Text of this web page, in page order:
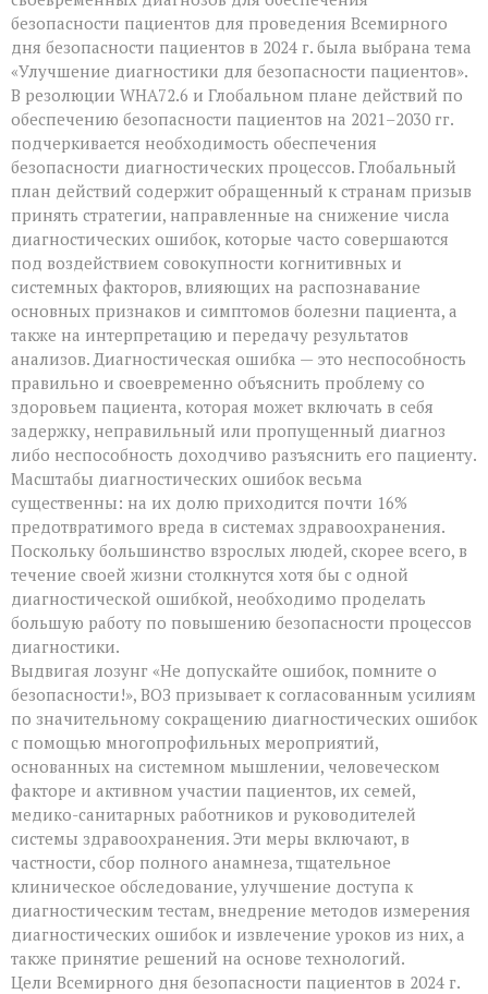
безопасности пациентов для проведения Всемирного
дня безопасности пациентов в 2024 г. была выбрана тема
«Улучшение диагностики для безопасности пациентов».
В резолюции WHA72.6 и Глобальном плане действий по
обеспечению безопасности пациентов на 2021–2030 гг.
подчеркивается необходимость обеспечения
безопасности диагностических процессов. Глобальный
план действий содержит обращенный к странам призыв
принять стратегии, направленные на снижение числа
диагностических ошибок, которые часто совершаются
под воздействием совокупности когнитивных и
системных факторов, влияющих на распознавание
основных признаков и симптомов болезни пациента, а
также на интерпретацию и передачу результатов
анализов. Диагностическая ошибка — это неспособность
правильно и своевременно объяснить проблему со
здоровьем пациента, которая может включать в себя
задержку, неправильный или пропущенный диагноз
либо неспособность доходчиво разъяснить его пациенту.
Масштабы диагностических ошибок весьма
существенны: на их долю приходится почти 16%
предотвратимого вреда в системах здравоохранения.
Поскольку большинство взрослых людей, скорее всего, в
течение своей жизни столкнутся хотя бы с одной
диагностической ошибкой, необходимо проделать
большую работу по повышению безопасности процессов
диагностики.
Выдвигая лозунг «Не допускайте ошибок, помните о
безопасности!», ВОЗ призывает к согласованным усилиям
по значительному сокращению диагностических ошибок
с помощью многопрофильных мероприятий,
основанных на системном мышлении, человеческом
факторе и активном участии пациентов, их семей,
медико-санитарных работников и руководителей
системы здравоохранения. Эти меры включают, в
частности, сбор полного анамнеза, тщательное
клиническое обследование, улучшение доступа к
диагностическим тестам, внедрение методов измерения
диагностических ошибок и извлечение уроков из них, а
также принятие решений на основе технологий.
Цели Всемирного дня безопасности пациентов в 2024 г.